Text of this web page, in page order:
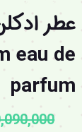
عطر
eau de
parfum